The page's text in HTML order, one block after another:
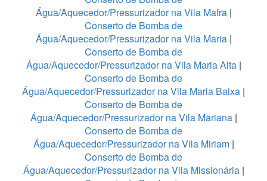
Água/Aquecedor/Pressurizador na Vila Mafra |
Conserto de Bomba de
Água/Aquecedor/Pressurizador na Vila Maria|
Conserto de Bomba de
Água/Aquecedor/Pressurizador na Vila Maria Alta|
Conserto de Bomba de
Água/Aquecedor/Pressurizador na Vila Maria Baixa |
Conserto de Bomba de
Água/Aquecedor/Pressurizador na Vila Mariana|
Conserto de Bomba de
Água/Aquecedor/Pressurizador na Vila Miriam|
Conserto de Bomba de
Água/Aquecedor/Pressurizador na Vila Missionária|